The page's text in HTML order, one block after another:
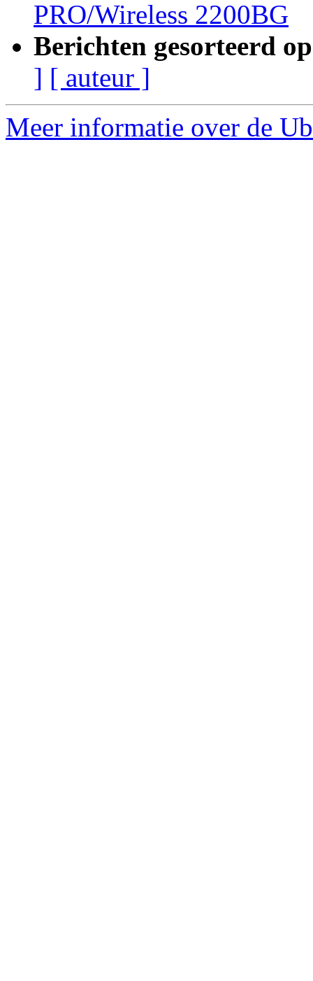
PRO/Wireless 2200BG
Berichten gesorteerd
] [ auteur ]
Meer informatie over de